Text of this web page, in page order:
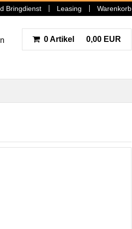
Bringdienst Leasing Warenkorb
0 Artikel 0,00 EUR